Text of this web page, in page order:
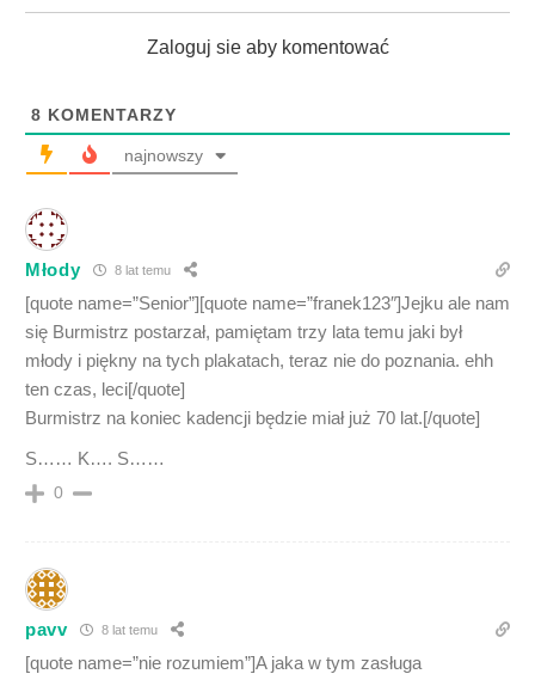
Zaloguj sie aby komentować
8 KOMENTARZY
najnowszy
Młody 8 lat temu
[quote name=”Senior”][quote name=”franek123″]Jejku ale nam
się Burmistrz postarzał, pamiętam trzy lata temu jaki był
młody i piękny na tych plakatach, teraz nie do poznania. ehh
ten czas, leci[/quote]
Burmistrz na koniec kadencji będzie miał już 70 lat.[/quote]
S…… K…. S……
0
pavv 8 lat temu
[quote name=”nie rozumiem”]A jaka w tym zasługa